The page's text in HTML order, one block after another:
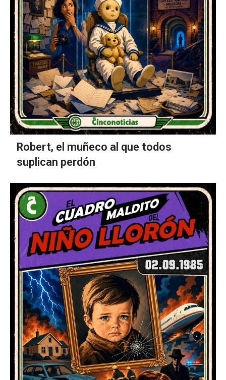
Robert, el muñeco al que todos
suplican perdón